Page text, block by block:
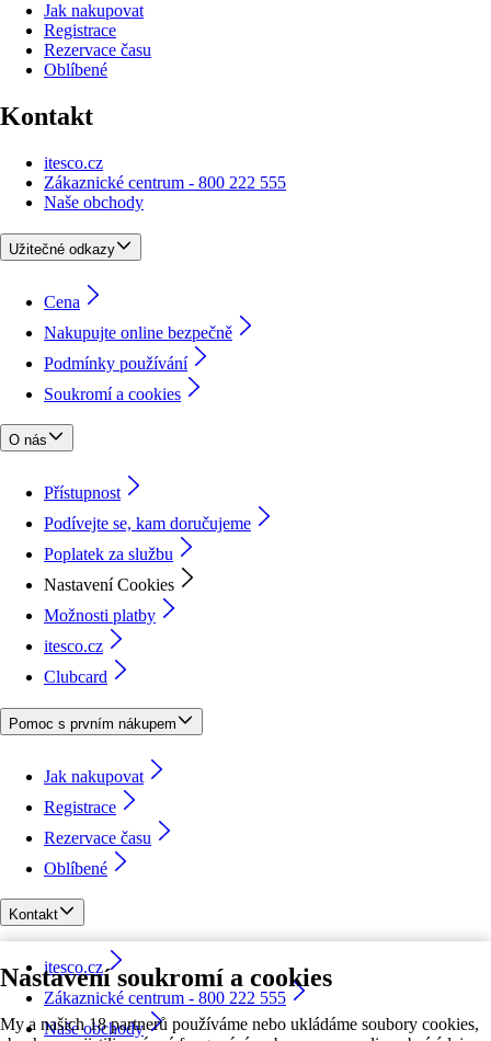
Nastavení soukromí a cookies
My a našich 18 partnerů používáme nebo ukládáme soubory cookies,
Jak nakupovat
Registrace
Rezervace času
Oblíbené
Kontakt
itesco.cz
Zákaznické centrum - 800 222 555
Naše obchody
Užitečné odkazy
Cena
Nakupujte online bezpečně
Podmínky používání
Soukromí a cookies
O nás
Přístupnost
Podívejte se, kam doručujeme
Poplatek za službu
Nastavení Cookies
Možnosti platby
itesco.cz
Clubcard
Pomoc s prvním nákupem
Jak nakupovat
Registrace
Rezervace času
Oblíbené
Kontakt
itesco.cz
Zákaznické centrum - 800 222 555
Naše obchody